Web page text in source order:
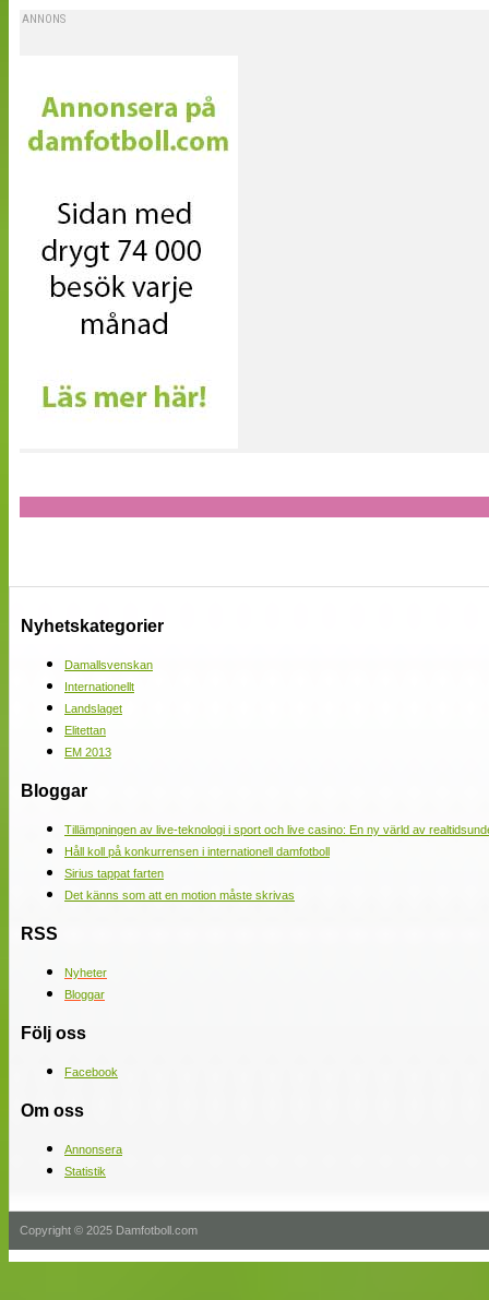
ANNONS
Nyhetskategorier
Damallsvenskan
Internationellt
Landslaget
Elitettan
EM 2013
Bloggar
Tillämpningen av live-teknologi i sport och live casino: En ny värld av
Håll koll på konkurrensen i internationell damfotboll
Sirius tappat farten
Det känns som att en motion måste skrivas
RSS
Nyheter
Bloggar
Följ oss
Facebook
Om oss
Annonsera
Statistik
Copyright © 2025 Damfotboll.com